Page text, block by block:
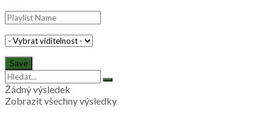
Žádný výsledek
Zobrazit všechny výsledky